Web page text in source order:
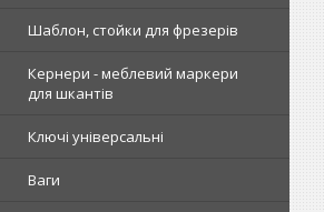
Шаблон, стойки для фрезерів
Кернери - меблевий маркери
для шкантів
Ключі універсальні
Ваги